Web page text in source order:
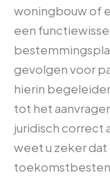
woningbouw of
een
gevolgen voor
hierin
tot het
juridisch correct
weet u zeker